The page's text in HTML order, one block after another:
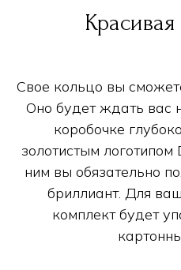
Красивая
Свое кольцо вы
Оно будет ждать вас
коробочке
золотистым логотипом
ним вы обязательно
бриллиант. Для
комплект будет